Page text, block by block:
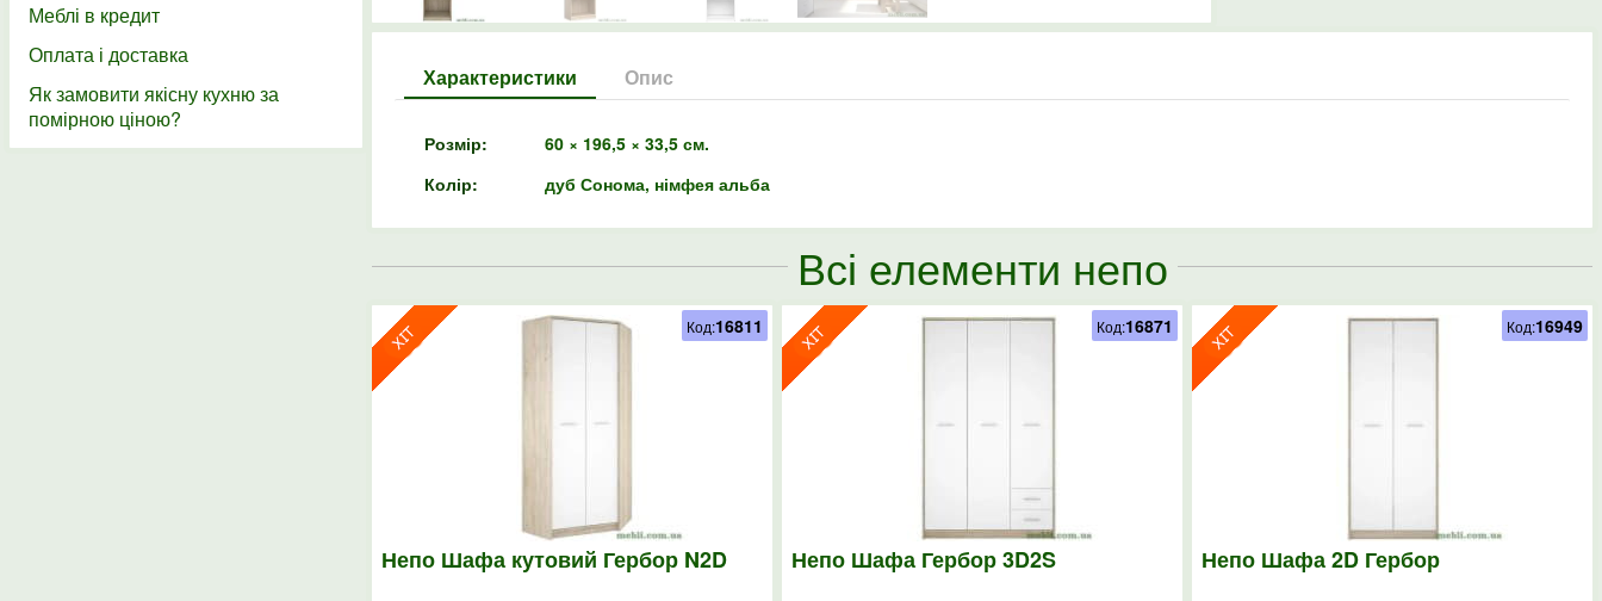
Характеристики Опис
Розмір:
60 × 196,5 × 33,5 см.
Колір:
дуб Сонома, німфея альба
Всі елементи непо
Непо Шафа кутовий Гербор N2D
Код:16811
Непо Шафа Гербор 3D2S
Код:16871
Непо Шафа 2D Гербор
Код:16949
Меблі в кредит
Оплата і доставка
Як замовити якісну кухню за
помірною ціною?